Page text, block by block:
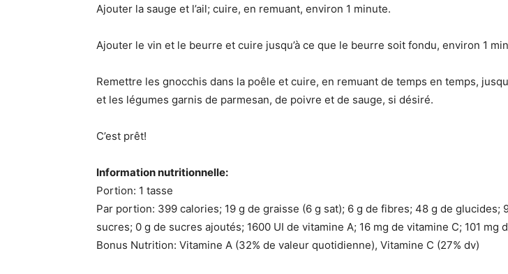
Ajouter la sauge et l’ail; cuire, en remuant, environ 1 minute.
Ajouter le vin et le beurre et cuire jusqu’à ce que le beurre soit fondu, environ 1
Remettre les gnocchis dans la poêle et cuire, en remuant de temps en temps,
et les légumes garnis de parmesan, de poivre et de sauge, si désiré.
C’est prêt!
Information nutritionnelle:
Portion: 1 tasse
Par portion: 399 calories; 19 g de graisse (6 g sat); 6 g de fibres; 48 g de
sucres; 0 g de sucres ajoutés; 1600 UI de vitamine A; 16 mg de vitamine C; 101
Bonus Nutrition: Vitamine A (32% de valeur quotidienne), Vitamine C (27% dv)